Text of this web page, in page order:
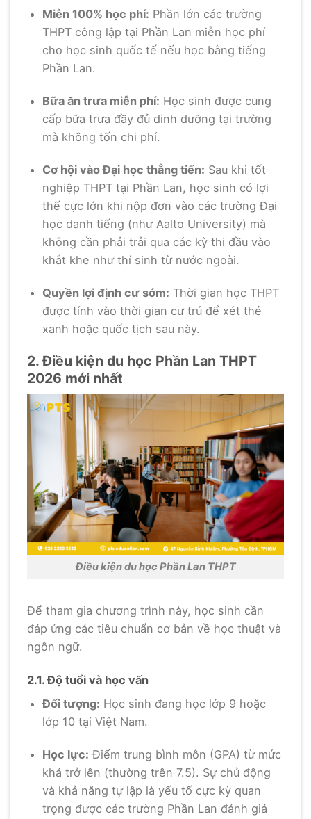
Miễn 100% học phí: Phần lớn các trường
THPT công lập tại Phần Lan miễn học phí
cho học sinh quốc tế nếu học bằng tiếng
Phần Lan.
Bữa ăn trưa miễn phí: Học sinh được cung
cấp bữa trưa đầy đủ dinh dưỡng tại trường
mà không tốn chi phí.
Cơ hội vào Đại học thẳng tiến: Sau khi tốt
nghiệp THPT tại Phần Lan, học sinh có lợi
thế cực lớn khi nộp đơn vào các trường Đại
học danh tiếng (như Aalto University) mà
không cần phải trải qua các kỳ thi đầu vào
khắt khe như thí sinh từ nước ngoài.
Quyền lợi định cư sớm: Thời gian học THPT
được tính vào thời gian cư trú để xét thẻ
xanh hoặc quốc tịch sau này.
2. Điều kiện du học Phần Lan THPT
2026 mới nhất
Điều kiện du học Phần Lan THPT
Để tham gia chương trình này, học sinh cần
đáp ứng các tiêu chuẩn cơ bản về học thuật và
ngôn ngữ.
2.1. Độ tuổi và học vấn
Đối tượng: Học sinh đang học lớp 9 hoặc
lớp 10 tại Việt Nam.
Học lực: Điểm trung bình môn (GPA) từ mức
khá trở lên (thường trên 7.5). Sự chủ động
và khả năng tự lập là yếu tố cực kỳ quan
trọng được các trường Phần Lan đánh giá